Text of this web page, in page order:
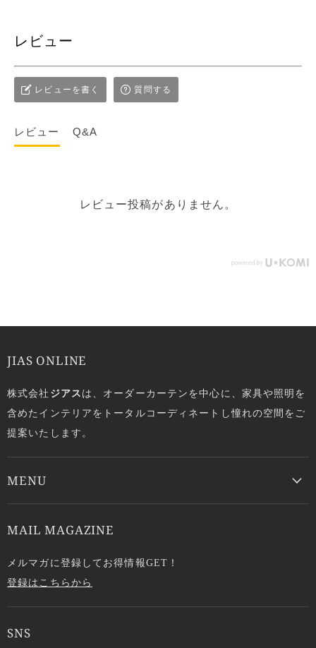
レビュー
レビューを書く 質問する
レビュー Q&A
レビュー投稿がありません。
JIAS ONLINE
株式会社 ジアスは、オーダーカーテンを中心に、家具や照明を
含めたインテリアをトータルコーディネートし憧れの空間をご
提案いたします。
MENU
MAIL MAGAZINE
メルマガに登録してお得情報GET！
登録はこちらから
SNS